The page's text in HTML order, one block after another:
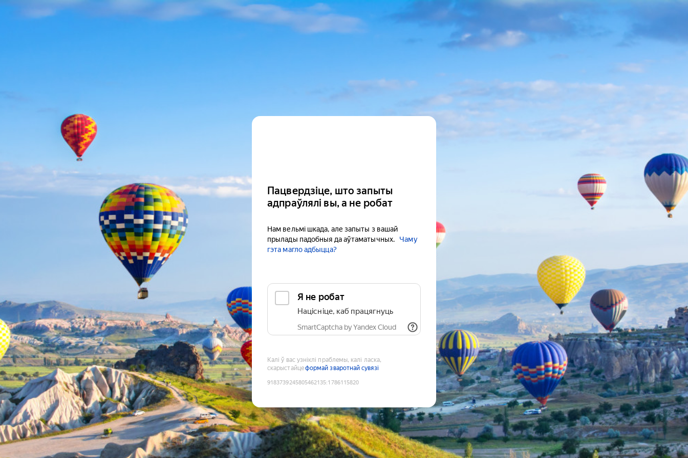
Пацвердзіце, што запыты
адпраўлялі вы, а не робат
Нам вельмі шкада, але запыты з вашай
прылады падобныя да аўтаматычных.
Чаму
гэта магло адбыцца?
Я не робат
Націсніце, каб працягнуць
SmartCaptcha by Yandex Cloud
Калі ў вас узніклі праблемы, калі ласка,
скарыстайцеформай зваротнай сувязі
9183739245805462135:1786115820